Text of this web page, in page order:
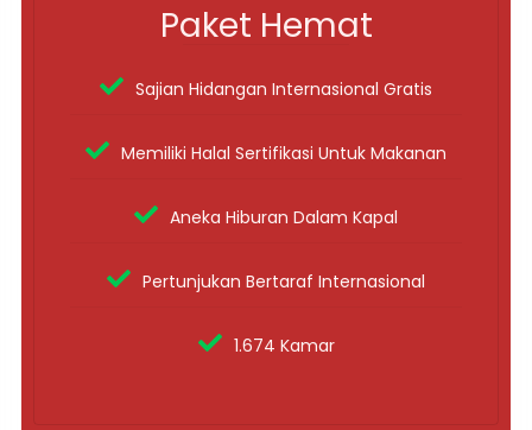
Paket Hemat
Sajian Hidangan Internasional Gratis
Memiliki Halal Sertifikasi Untuk Makanan
Aneka Hiburan Dalam Kapal
Pertunjukan Bertaraf Internasional
1.674 Kamar